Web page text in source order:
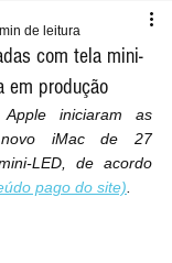
com tela mini-
em produção
de leitura
iniciaram as
iMac de 27
LED, de acordo
pago do site)